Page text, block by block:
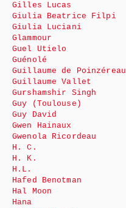
Gilles Lucas
Giulia Beatrice Filpi
Giulia Luciani
Glammour
Guel Utielo
Guénolé
Guillaume de Poinzéreau
Guillaume Vallet
Gurshamshir Singh
Guy (Toulouse)
Guy David
Gwen Hainaux
Gwenola Ricordeau
H. C.
H. K.
H.L.
Hafed Benotman
Hal Moon
Hana